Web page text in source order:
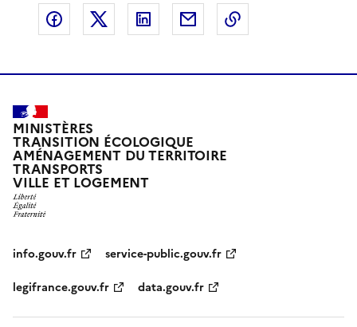
Partager sur Facebook
Partager sur XPartager sur LinkedIn
Partager par email
MINISTÈRES
TRANSITION ÉCOLOGIQUE
AMÉNAGEMENT DU TERRITOIRE
TRANSPORTS
VILLE ET LOGEMENT
info.gouv.fr
service-public.gouv.fr
legifrance.gouv.fr
data.gouv.fr